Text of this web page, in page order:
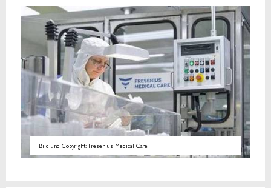
Bild und Copyright: Fresenius Medical Care.